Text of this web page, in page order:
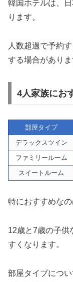
韓国ホテルは、
ります。
人数超過で予約
する場合がありま
4人家族にお
部屋タイプ
デラックスツイン
ファミリールーム
スイートルーム
特におすすめなの
12歳と7歳の子供
すくなります。
部屋タイプにつ